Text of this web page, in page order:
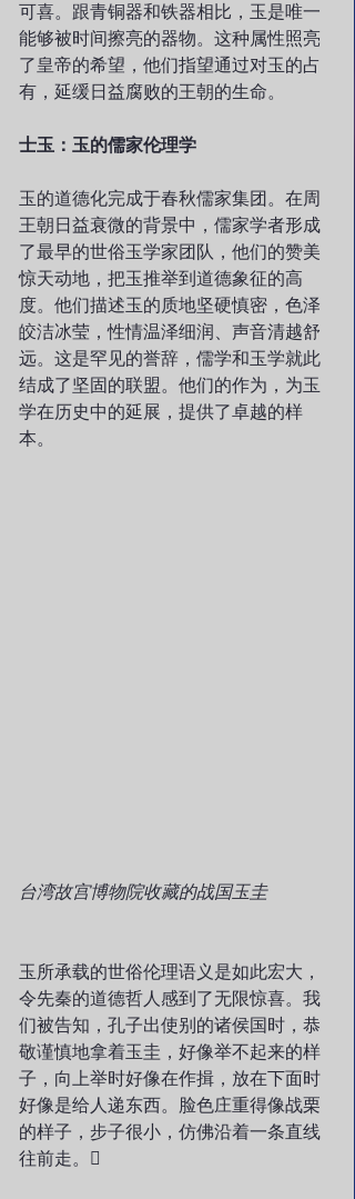
可喜。跟青铜器和铁器相比，玉是唯一
能够被时间擦亮的器物。这种属性照亮
了皇帝的希望，他们指望通过对玉的占
有，延缓日益腐败的王朝的生命。
士玉：玉的儒家伦理学
玉的道德化完成于春秋儒家集团。在周
王朝日益衰微的背景中，儒家学者形成
了最早的世俗玉学家团队，他们的赞美
惊天动地，把玉推举到道德象征的高
度。他们描述玉的质地坚硬慎密，色泽
皎洁冰莹，性情温泽细润、声音清越舒
远。这是罕见的誉辞，儒学和玉学就此
结成了坚固的联盟。他们的作为，为玉
学在历史中的延展，提供了卓越的样
本。
台湾故宫博物院收藏的战国玉圭
玉所承载的世俗伦理语义是如此宏大，
令先秦的道德哲人感到了无限惊喜。我
们被告知，孔子出使别的诸侯国时，恭
敬谨慎地拿着玉圭，好像举不起来的样
子，向上举时好像在作揖，放在下面时
好像是给人递东西。脸色庄重得像战栗
的样子，步子很小，仿佛沿着一条直线
往前走。